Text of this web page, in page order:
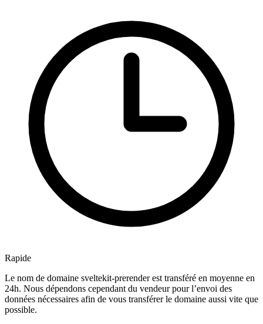
Rapide
Le nom de domaine sveltekit-prerender est transféré en moyenne en
24h. Nous dépendons cependant du vendeur pour l’envoi des
données nécessaires afin de vous transférer le domaine aussi vite que
possible.